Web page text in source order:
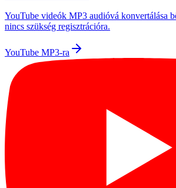
YouTube videók MP3 audióvá konvertálása
nincs szükség regisztrációra.
YouTube MP3-ra